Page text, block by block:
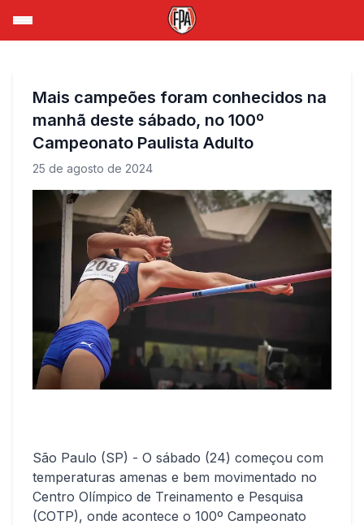
Mais campeões foram conhecidos na
manhã deste sábado, no 100º
Campeonato Paulista Adulto
25 de agosto de 2024
São Paulo (SP) - O sábado (24) começou com
temperaturas amenas e bem movimentado no
Centro Olímpico de Treinamento e Pesquisa
(COTP), onde acontece o 100º Campeonato